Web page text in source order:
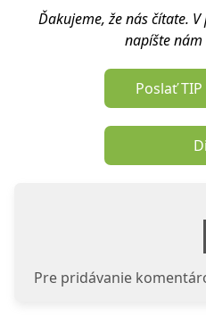
Ďakujeme, že nás čítate.
napíšte nám
Poslať
Pre pridávanie